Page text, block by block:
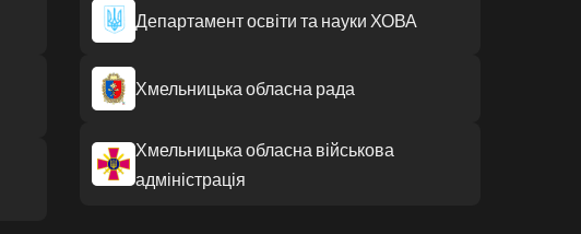
Департамент освіти та науки ХОВА
Хмельницька обласна рада
Хмельницька обласна військова
адміністрація